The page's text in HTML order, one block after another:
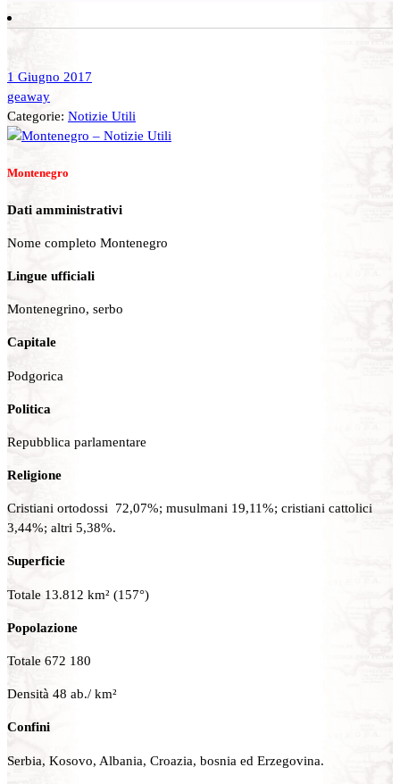
1 Giugno 2017
geaway
Categorie: Notizie Utili
Montenegro
Dati amministrativi
Nome completo Montenegro
Lingue ufficiali
Montenegrino, serbo
Capitale
Podgorica
Politica
Repubblica parlamentare
Religione
Cristiani ortodossi 72,07%; musulmani 19,11%; cristiani cattolici
3,44%; altri 5,38%.
Superficie
Totale 13.812 km² (157°)
Popolazione
Totale 672 180
Densità 48 ab./ km²
Confini
Serbia, Kosovo, Albania, Croazia, bosnia ed Erzegovina.